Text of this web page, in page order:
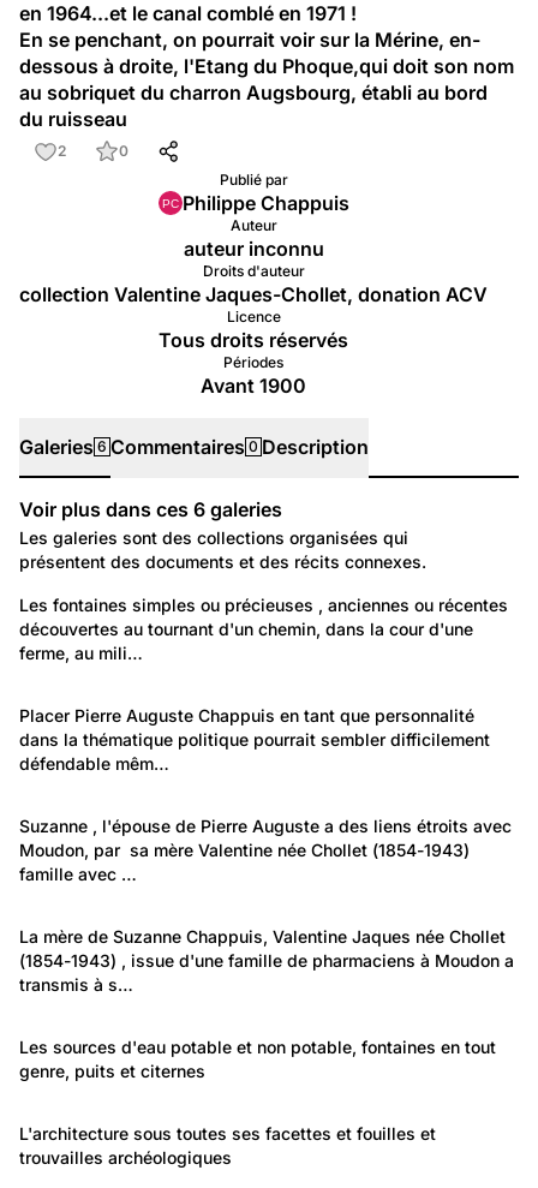
en 1964...et le canal comblé en 1971 !
En se penchant, on pourrait voir sur la Mérine, en-
dessous à droite, l'Etang du Phoque,qui doit son nom
au sobriquet du charron Augsbourg, établi au bord
du ruisseau
2
0
Publié par
Philippe Chappuis
Auteur
auteur inconnu
Droits d'auteur
collection Valentine Jaques-Chollet, donation ACV
Licence
Tous droits réservés
Périodes
Avant 1900
Galeries 6 Commentaires 0 Description
Galeries
Voir plus dans ces 6 galeries
Les galeries sont des collections organisées qui
présentent des documents et des récits connexes.
Temps libre et culture: Vie quotidienne
Les fontaines et lavoirs de Suisse
Les fontaines simples ou précieuses , anciennes ou récentes
découvertes au tournant d'un chemin, dans la cour d'une
ferme, au mili…
Portraits: Figures marquantes
Fonds photographique de Pierre Auguste Chappuis
(1888-1980)
Placer Pierre Auguste Chappuis en tant que personnalité
dans la thématique politique pourrait sembler difficilement
défendable mêm…
Fonds photographique de Pierre Auguste Chappuis (1888-1980)
la Région de Moudon
Suzanne , l'épouse de Pierre Auguste a des liens étroits avec
Moudon, par  sa mère Valentine née Chollet (1854-1943)
famille avec …
Fonds photographique de Pierre Auguste Chappuis (1888-1980)
Collection de la famille Chollet de Moudon
La mère de Suzanne Chappuis, Valentine Jaques née Chollet
(1854-1943) , issue d'une famille de pharmaciens à Moudon a
transmis à s…
Temps libre et culture: Arts
Fontaines / Sources d'eau d'ici et d'ailleurs
Les sources d'eau potable et non potable, fontaines en tout
genre, puits et citernes
Lieux: International
Architecture / Archéologie
L'architecture sous toutes ses facettes et fouilles et
trouvailles archéologiques